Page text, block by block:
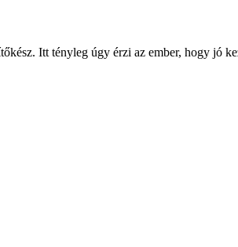
Itt tényleg úgy érzi az ember, hogy jó